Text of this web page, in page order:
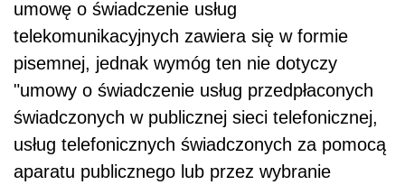
umowę o świadczenie usług
telekomunikacyjnych zawiera się w formie
pisemnej, jednak wymóg ten nie dotyczy
"umowy o świadczenie usług przedpłaconych
świadczonych w publicznej sieci telefonicznej,
usług telefonicznych świadczonych za pomocą
aparatu publicznego lub przez wybranie